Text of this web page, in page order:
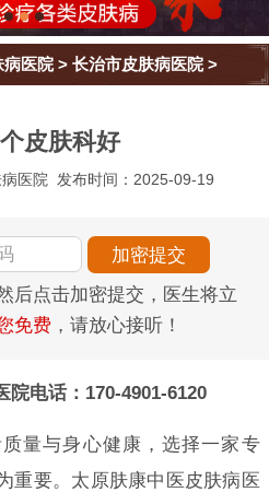
病医院>长治市皮肤病医院>
皮肤科好
医院 发布时间：2025-09-19
后点击加密提交，医生将立
免费 ，请放心接听！
院电话：170-4901-6120
量与身心健康，选择一家专
重要。太原肤康中医皮肤病医